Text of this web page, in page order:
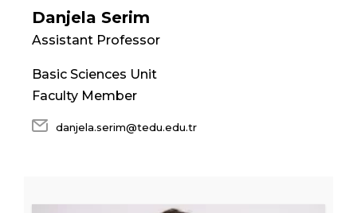
Danjela Serim
Assistant Professor
Basic Sciences Unit
Faculty Member
danjela.serim@tedu.edu.tr